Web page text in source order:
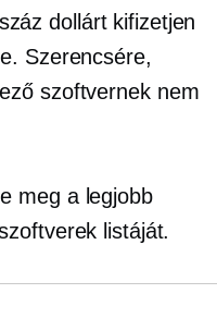
dollárt kifizetjen
Szerencsére,
szoftvernek nem
meg a legjobb
listáját.